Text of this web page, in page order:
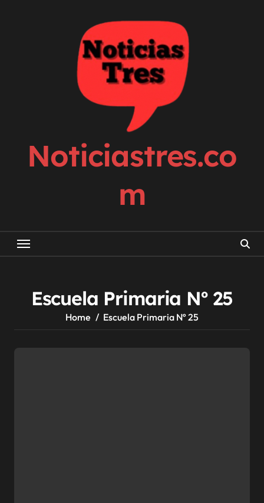
Noticiastres.co
m
Escuela Primaria Nº 25
Home Escuela Primaria Nº 25